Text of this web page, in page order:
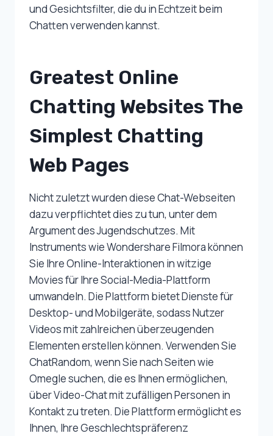
und Gesichtsfilter, die du in Echtzeit beim
Chatten verwenden kannst.
Greatest Online
Chatting Websites The
Simplest Chatting
Web Pages
Nicht zuletzt wurden diese Chat-Webseiten
dazu verpflichtet dies zu tun, unter dem
Argument des Jugendschutzes. Mit
Instruments wie Wondershare Filmora können
Sie Ihre Online-Interaktionen in witzige
Movies für Ihre Social-Media-Plattform
umwandeln. Die Plattform bietet Dienste für
Desktop- und Mobilgeräte, sodass Nutzer
Videos mit zahlreichen überzeugenden
Elementen erstellen können. Verwenden Sie
ChatRandom, wenn Sie nach Seiten wie
Omegle suchen, die es Ihnen ermöglichen,
über Video-Chat mit zufälligen Personen in
Kontakt zu treten. Die Plattform ermöglicht es
Ihnen, Ihre Geschlechtspräferenz